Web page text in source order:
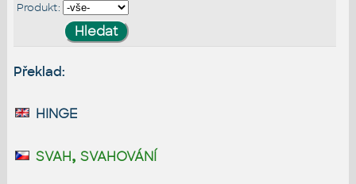
Produkt:
Překlad:
hinge
svah, svahování